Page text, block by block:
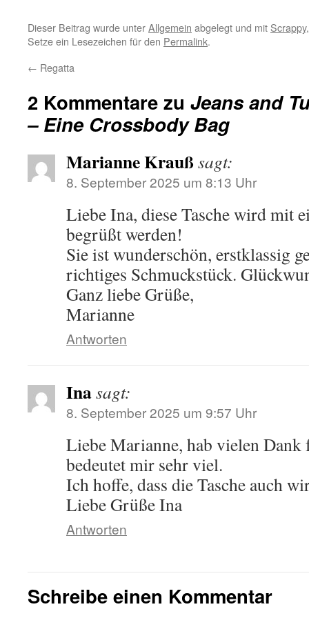
Dieser Beitrag wurde unterAllgemein abgelegt und mit Scrappy
Setze ein Lesezeichen für den Permalink.
← Regatta
2 Kommentare zu Jeans and
– Eine Crossbody Bag
Marianne Krauß sagt:
8. September 2025 um 8:13 Uhr
Liebe Ina, diese Tasche wird mit
begrüßt werden!
Sie ist wunderschön, erstklassig
richtiges Schmuckstück.
Ganz liebe Grüße,
Marianne
Antworten
Inasagt:
8. September 2025 um 9:57 Uhr
Liebe Marianne, hab vielen Dank
bedeutet mir sehr viel.
Ich hoffe, dass die Tasche auch
Liebe Grüße Ina
Antworten
Schreibe einen Kommentar